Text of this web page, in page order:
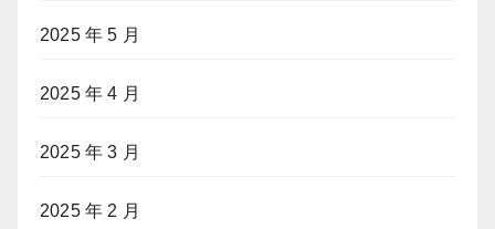
2025 年 5 月
2025 年 4 月
2025 年 3 月
2025 年 2 月